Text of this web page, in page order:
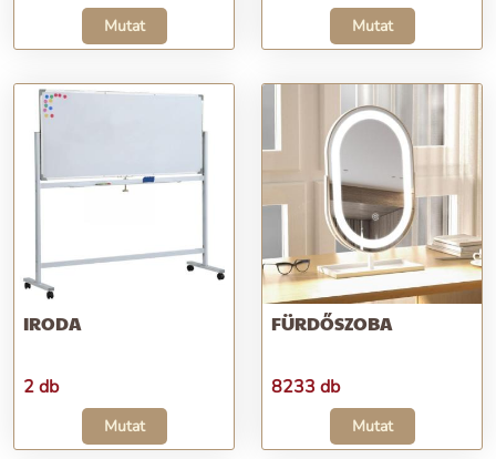
Mutat Mutat
IRODA
2 db
Mutat
FÜRDŐSZOBA
8233 db
Mutat